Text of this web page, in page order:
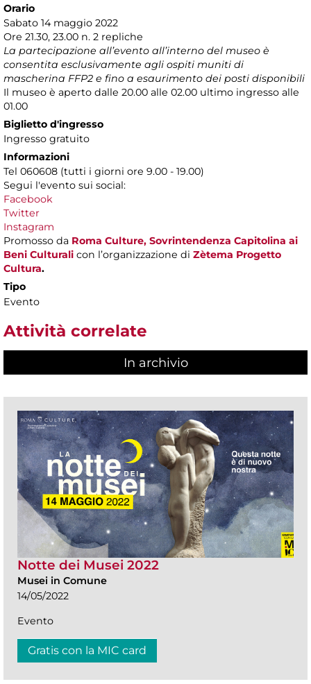
Orario
Sabato 14 maggio 2022
Ore 21.30, 23.00 n. 2 repliche
La partecipazione all’evento all’interno del museo è
consentita esclusivamente agli ospiti muniti di
mascherina FFP2 e fino a esaurimento dei posti disponibili
Il museo è aperto dalle 20.00 alle 02.00 ultimo ingresso alle
01.00
Biglietto d'ingresso
Ingresso gratuito
Informazioni
Tel 060608 (tutti i giorni ore 9.00 - 19.00)
Segui l'evento sui social:
Facebook
Twitter
Instagram
Promosso da Roma Culture, Sovrintendenza Capitolina ai
Beni Culturali con l’organizzazione di Zètema Progetto
Cultura.
Tipo
Evento
Attività correlate
In archivio
Notte dei Musei 2022
Musei in Comune
14/05/2022
Evento
Gratis con la MIC card